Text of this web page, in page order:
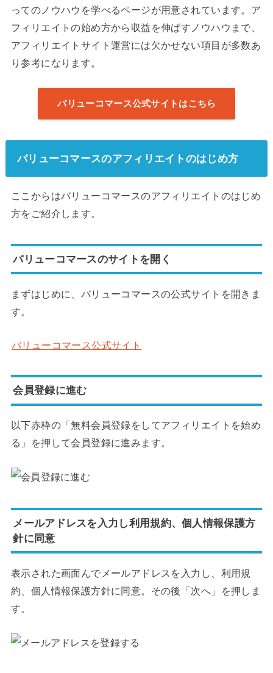
ってのノウハウを学べるページが用意されています。ア
フィリエイトの始め方から収益を伸ばすノウハウまで、
アフィリエイトサイト運営には欠かせない項目が多数あ
り参考になります。
バリューコマース公式サイトはこちら
バリューコマースのアフィリエイトのはじめ方
ここからはバリューコマースのアフィリエイトのはじめ
方をご紹介します。
バリューコマースのサイトを開く
まずはじめに、バリューコマースの公式サイトを開きま
す。
バリューコマース公式サイト
会員登録に進む
以下赤枠の「無料会員登録をしてアフィリエイトを始め
る」を押して会員登録に進みます。
メールアドレスを入力し利用規約、個人情報保護方
針に同意
表示された画面んでメールアドレスを入力し、利用規
約、個人情報保護方針に同意。その後「次へ」を押しま
す。